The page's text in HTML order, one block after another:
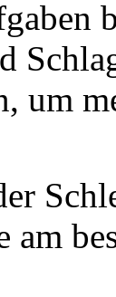
um
am